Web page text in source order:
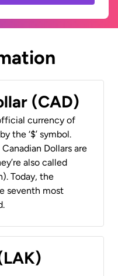
(CAD)
currency of
the ‘$’ symbol.
Dollars are
also called
Today, the
seventh most